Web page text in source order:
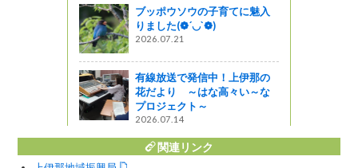
ブッポウソウの子育てに魅入
りました(❁´◡`❁)
2026.07.21
有線放送で発信中！上伊那の
花だより ～はな高々い～な
プロジェクト～
2026.07.14
関連リンク